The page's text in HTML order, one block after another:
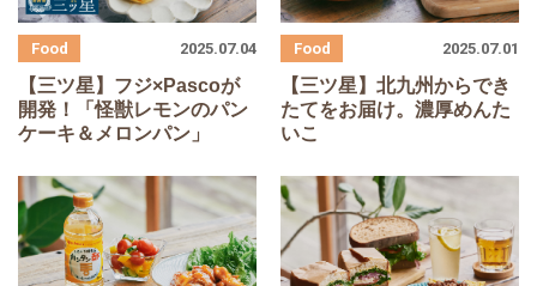
【三ツ星】フジ×Pascoが
開発！「怪獣レモンのパン
ケーキ＆メロンパン」
2025.07.04
【三ツ星】北九州からでき
たてをお届け。濃厚めんた
いこ
2025.07.01